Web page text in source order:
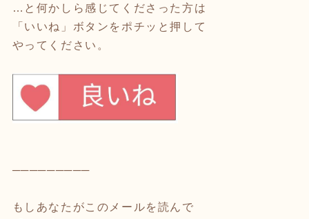
…と何かしら感じてくださった方は
「いいね」ボタンをポチッと押して
やってください。
─────────
もしあなたがこのメールを読んで